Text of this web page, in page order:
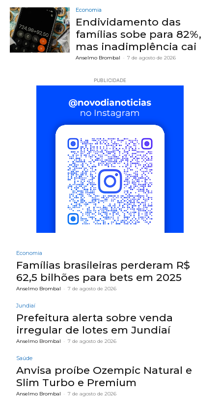
Economia
Endividamento das
famílias sobe para 82%,
mas inadimplência cai
Anselmo Brombal - 7 de agosto de 2026
PUBLICIDADE
Economia
Famílias brasileiras perderam R$
62,5 bilhões para bets em 2025
Anselmo Brombal - 7 de agosto de 2026
Jundiaí
Prefeitura alerta sobre venda
irregular de lotes em Jundiaí
Anselmo Brombal - 7 de agosto de 2026
Saúde
Anvisa proíbe Ozempic Natural e
Slim Turbo e Premium
Anselmo Brombal - 7 de agosto de 2026